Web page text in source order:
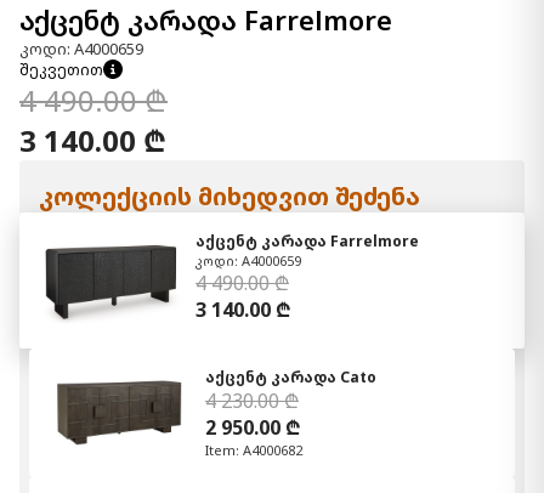
აქცენტ კარადა Farrelmore
კოდი: A4000659
შეკვეთით
4 490.00 ₾
3 140.00 ₾
კოლექციის მიხედვით შეძენა
აქცენტ კარადა Farrelmore
კოდი: A4000659
4 490.00 ₾
3 140.00 ₾
აქცენტ კარადა Cato
4 230.00 ₾
2 950.00 ₾
Item: A4000682